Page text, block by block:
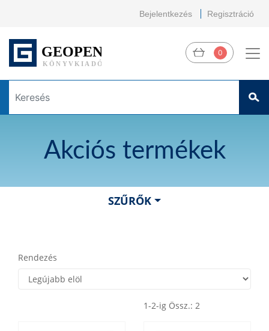
Bejelentkezés Regisztráció
0
Akciós termékek
SZŰRŐK
Rendezés
1-2-ig Össz.: 2